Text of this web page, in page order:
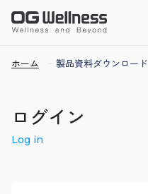
ホーム 製品資料ダウンロード
ログイン
Log in